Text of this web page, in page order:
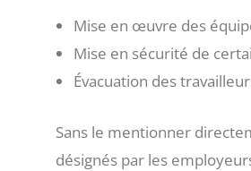
Mise en œuvre des
Mise en sécurité de
Évacuation des
Sans le mentionner
désignés par les